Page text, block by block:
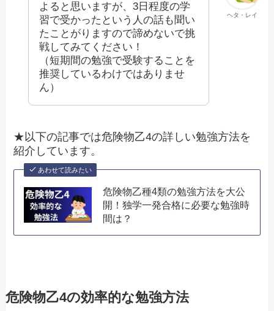
ヘタ・レイ
よると思いますが、3日程度の学
習で受かったという人の話も聞い
たことがりますので諦めないで挑
戦してみてください！
（短期間の勉強で受験することを
推奨しているわけではありませ
ん）
★以下の記事では危険物乙4の詳しい勉強方法を
紹介しています。
あわせて読みたい
危険物乙種4類の勉強方法を大公
開！独学一発合格に必要な勉強時
間は？
危険物乙4の効率的な勉強方法